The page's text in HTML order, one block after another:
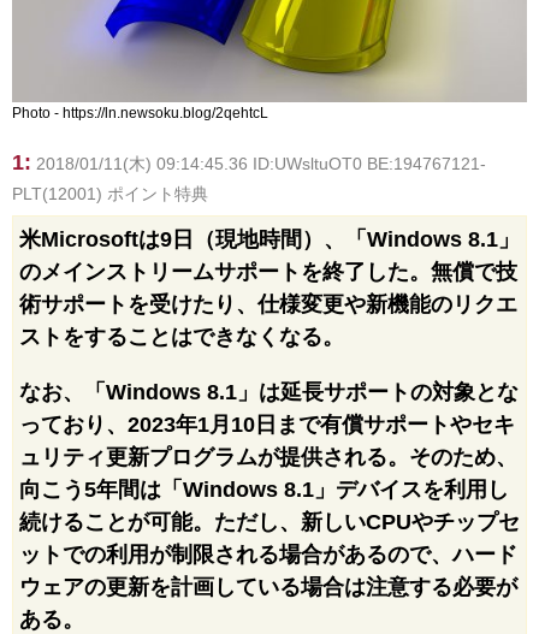
Photo - https://ln.newsoku.blog/2qehtcL
1: 2018/01/11(木) 09:14:45.36 ID:UWsltuOT0 BE:194767121-
PLT(12001) ポイント特典
米Microsoftは9日（現地時間）、「Windows 8.1」
のメインストリームサポートを終了した。無償で技
術サポートを受けたり、仕様変更や新機能のリクエ
ストをすることはできなくなる。
なお、「Windows 8.1」は延長サポートの対象とな
っており、2023年1月10日まで有償サポートやセキ
ュリティ更新プログラムが提供される。そのため、
向こう5年間は「Windows 8.1」デバイスを利用し
続けることが可能。ただし、新しいCPUやチップセ
ットでの利用が制限される場合があるので、ハード
ウェアの更新を計画している場合は注意する必要が
ある。